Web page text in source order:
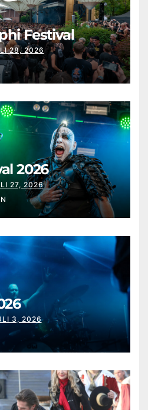
Festival
28, 2026
2026
27, 2026
3, 2026